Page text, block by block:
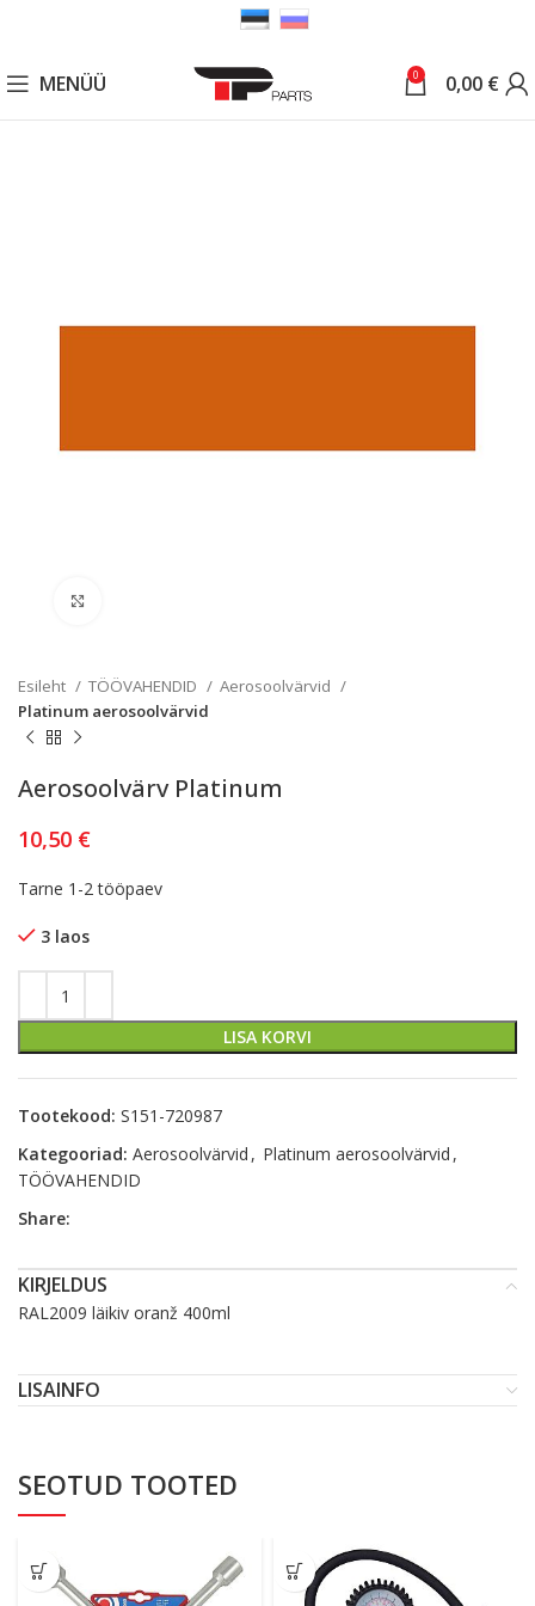
MENÜÜ 0 0,00 €
Esileht TÖÖVAHENDID
Aerosoolvärvid
Platinum aerosoolvärvid
Aerosoolvärv Platinum
10,50 €
Tarne 1-2 tööpaev
3 laos
LISA KORVI
Tootekood: S151-720987
Kategooriad: Aerosoolvärvid , Platinum aerosoolvärvid ,
TÖÖVAHENDID
Share:
KIRJELDUS
RAL2009 läikiv oranž 400ml
LISAINFO
SEOTUD TOOTED